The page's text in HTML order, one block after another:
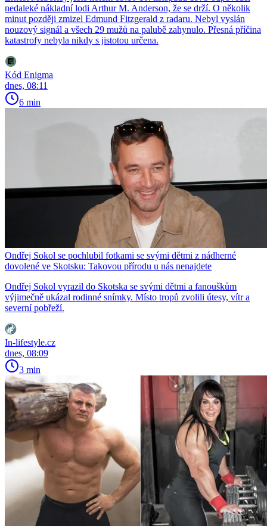
nedaleké nákladní lodi Arthur M. Anderson, že se drží. O několik
minut později zmizel Edmund Fitzgerald z radaru. Nebyl vyslán
nouzový signál a všech 29 mužů na palubě zahynulo. Přesná příčina
katastrofy nebyla nikdy s jistotou určena.
Kód Enigma
dnes, 08:11
6 min
Ondřej Sokol se pochlubil fotkami se svými dětmi z nádherné
dovolené ve Skotsku: Takovou přírodu u nás nenajdete
Ondřej Sokol vyrazil do Skotska se svými dětmi a fanouškům
výjimečně ukázal rodinné snímky. Místo tropů zvolili útesy, vítr a
severní pobřeží.
In-lifestyle.cz
dnes, 08:09
3 min